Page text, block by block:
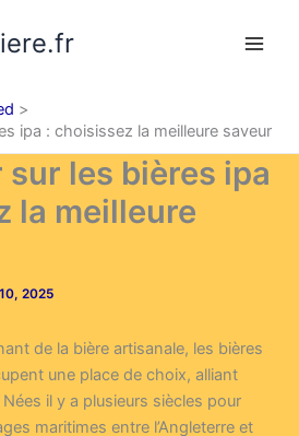
ipa : choisissez la meilleure saveur
les bières ipa
la meilleure
2025
de la bière artisanale, les bières
une place de choix, alliant
il y a plusieurs siècles pour
maritimes entre l’Angleterre et